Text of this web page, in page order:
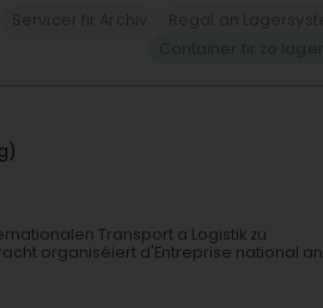
Transport a Logistik zu
organiséiert d'Entreprise national an